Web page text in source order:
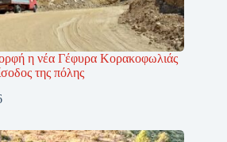
η νέα Γέφυρα Κορακοφωλιάς
της πόλης